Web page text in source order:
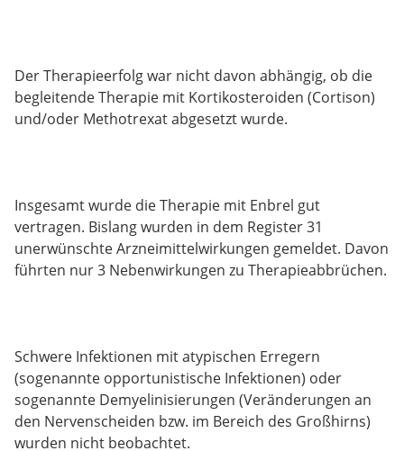
Der Therapieerfolg war nicht davon abhängig, ob die
begleitende Therapie mit Kortikosteroiden (Cortison)
und/oder Methotrexat abgesetzt wurde.
Insgesamt wurde die Therapie mit Enbrel gut
vertragen. Bislang wurden in dem Register 31
unerwünschte Arzneimittelwirkungen gemeldet. Davon
führten nur 3 Nebenwirkungen zu Therapieabbrüchen.
Schwere Infektionen mit atypischen Erregern
(sogenannte opportunistische Infektionen) oder
sogenannte Demyelinisierungen (Veränderungen an
den Nervenscheiden bzw. im Bereich des Großhirns)
wurden nicht beobachtet.